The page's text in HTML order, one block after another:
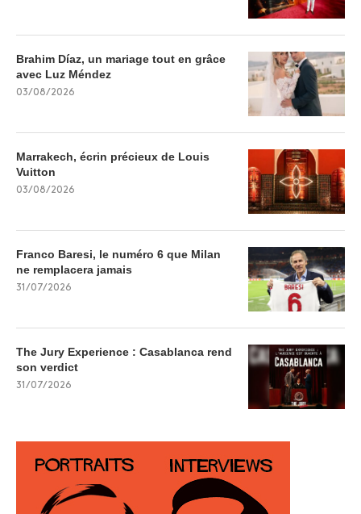
Brahim Díaz, un mariage tout en grâce
avec Luz Méndez
03/08/2026
Marrakech, écrin précieux de Louis
Vuitton
03/08/2026
Franco Baresi, le numéro 6 que Milan
ne remplacera jamais
31/07/2026
The Jury Experience : Casablanca rend
son verdict
31/07/2026